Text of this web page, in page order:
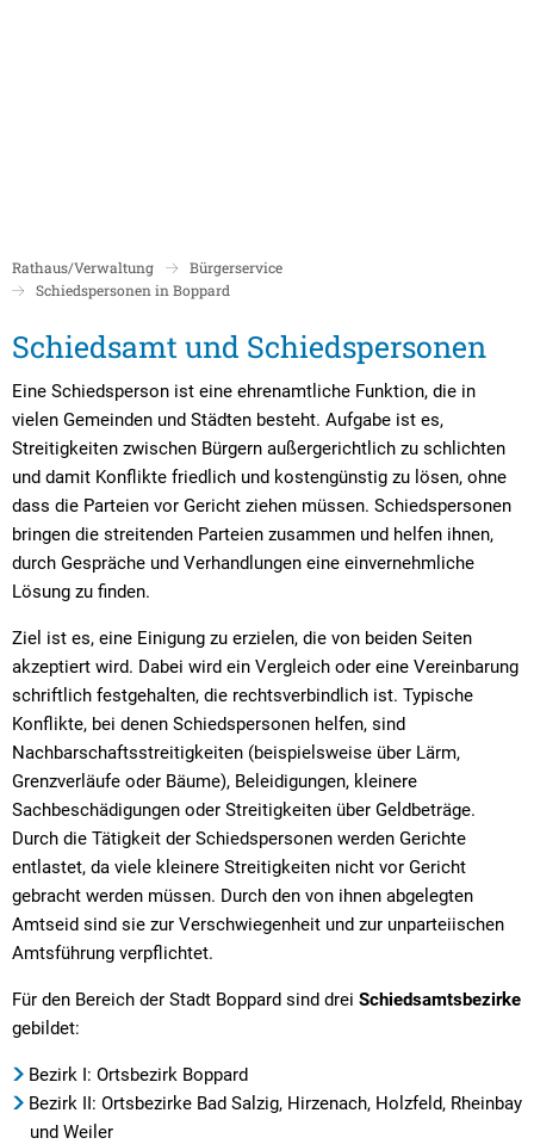
Mandatsträger/innen
Ratsinformation LOGIN für Mandatsträger
Sitzungskalender
Sitzungsbekanntmachungen
Sitzungstermine und Niederschriften
Textrecherche
Livestream Sitzungen auf Youtube
Wahlergebnisse
Stadtentwicklung/Konzepte
Klimaschutz in Boppard
Pressemitteilungen
Öffentliche Bekanntmachungen
Ausschreibungen
Bauleitplanung
Baugrundstücke
Straßenausbaupläne
Wiederkehrende Straßenausbaubeiträge
Gewerbe-Anmeldung/Ummeldung/
Gewerberegisterauskunft
Grundsteuerreform
Haushaltsplan
Satzungen und Richtlinien
Ehrenamt & Engagement
Gleichstellungsbeauftragte
Ukrainehilfe
Partnerstädte
Freizeit, Kultur und Tourismus
Tourist
Stadthalle
Museum
Vereine und
Bücher-Shop
Anlegezeiten
Rathaus/Verwaltung
Bürgerservice
Schiedspersonen in Boppard
Schiedspersonen
in
Boppard
Schiedsamt und Schiedspersonen
Eine Schiedsperson ist eine ehrenamtliche Funktion, die in
vielen Gemeinden und Städten besteht. Aufgabe ist es,
Streitigkeiten zwischen Bürgern außergerichtlich zu schlichten
und damit Konflikte friedlich und kostengünstig zu lösen, ohne
dass die Parteien vor Gericht ziehen müssen. Schiedspersonen
bringen die streitenden Parteien zusammen und helfen ihnen,
durch Gespräche und Verhandlungen eine einvernehmliche
Lösung zu finden.
Ziel ist es, eine Einigung zu erzielen, die von beiden Seiten
akzeptiert wird. Dabei wird ein Vergleich oder eine Vereinbarung
schriftlich festgehalten, die rechtsverbindlich ist. Typische
Konflikte, bei denen Schiedspersonen helfen, sind
Nachbarschaftsstreitigkeiten (beispielsweise über Lärm,
Grenzverläufe oder Bäume), Beleidigungen, kleinere
Sachbeschädigungen oder Streitigkeiten über Geldbeträge.
Durch die Tätigkeit der Schiedspersonen werden Gerichte
entlastet, da viele kleinere Streitigkeiten nicht vor Gericht
gebracht werden müssen. Durch den von ihnen abgelegten
Amtseid sind sie zur Verschwiegenheit und zur unparteiischen
Amtsführung verpflichtet.
Für den Bereich der Stadt Boppard sind drei Schiedsamtsbezirke
gebildet:
Bezirk I: Ortsbezirk Boppard
Bezirk II: Ortsbezirke Bad Salzig, Hirzenach, Holzfeld, Rheinbay
und Weiler